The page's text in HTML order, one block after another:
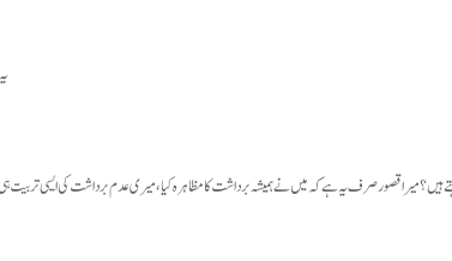
ہیں؟ میرا قصور صرف یہ ہے کہ میں نے ہمیشہ برداشت کا مظاہرہ کیا، میری عدم برداشت کی ایسی تربیت